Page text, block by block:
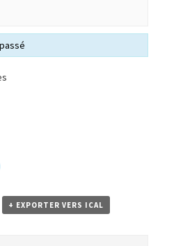
+ EXPORTER VERS ICAL